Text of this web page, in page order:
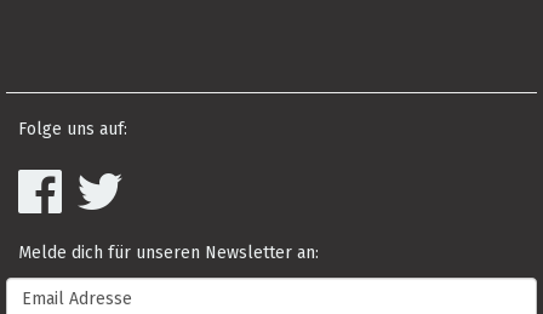
Folge uns auf:
Melde dich für unseren Newsletter an: